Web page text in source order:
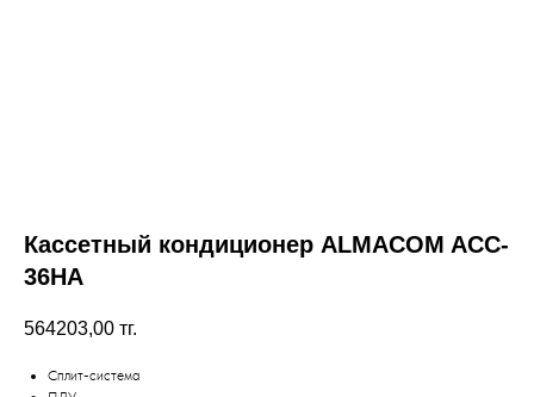
Кассетный кондиционер ALMACOM ACC-
36HA
564203,00 тг.
Сплит-система